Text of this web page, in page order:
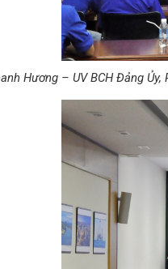
Hương – UV BCH Đảng